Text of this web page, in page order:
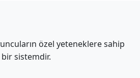
özel yeteneklere sahip
sistemdir.